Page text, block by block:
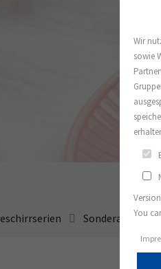
Sonderangebote
Wir
sowie
You